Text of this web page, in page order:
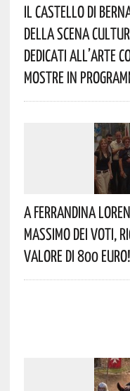
Il Castello Di
Della Scena
Dedicati All’arte
Mostre In
A Ferrandina
Massimo Dei Voti,
Valore Di 800